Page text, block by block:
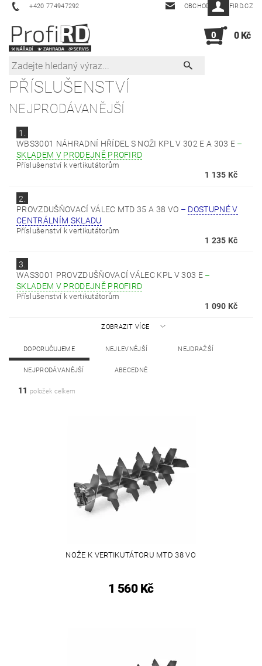
+420 774947292 OBCHOD@PROFIRD.CZ
0 0 Kč
PŘÍSLUŠENSTVÍ
NEJPRODÁVANĚJŠÍ
1.
WBS3001 NÁHRADNÍ HŘÍDEL S NOŽI KPL V 302 E A 303 E –
SKLADEM V PRODEJNĚ PROFIRD
Příslušenství k vertikutátorům
1 135 Kč
2.
PROVZDUŠŇOVACÍ VÁLEC MTD 35 A 38 VO – DOSTUPNÉ V
CENTRÁLNÍM SKLADU
Příslušenství k vertikutátorům
1 235 Kč
3.
WAS3001 PROVZDUŠŇOVACÍ VÁLEC KPL V 303 E –
SKLADEM V PRODEJNĚ PROFIRD
Příslušenství k vertikutátorům
1 090 Kč
ZOBRAZIT VÍCE
DOPORUČUJEME NEJLEVNĚJŠÍ NEJDRAŽŠÍ
NEJPRODÁVANĚJŠÍ ABECEDNĚ
11 položek celkem
NOŽE K VERTIKUTÁTORU MTD 38 VO
1 560 Kč